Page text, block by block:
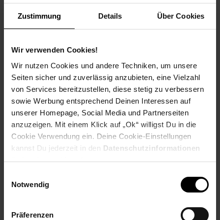
Zustimmung Details Über Cookies
Wir verwenden Cookies!
Wir nutzen Cookies und andere Techniken, um unsere
Seiten sicher und zuverlässig anzubieten, eine Vielzahl
von Services bereitzustellen, diese stetig zu verbessern
sowie Werbung entsprechend Deinen Interessen auf
unserer Homepage, Social Media und Partnerseiten
anzuzeigen. Mit einem Klick auf „Ok“ willigst Du in die
Cookie Verwendung ein. Deine Cookie-Einstellungen
kannst Du jederzeit in den Datenschutzinformationen
ändern bzw. widerrufen.
Notwendig
Präferenzen
Weitere Informationen
Beginn: August/September
Ausbildungsbeginn
Schulabschluss: gute mittlere Reife oder
Fachhochschulreife, Allgemeine
Hochschulreife
Bewerben per Formular